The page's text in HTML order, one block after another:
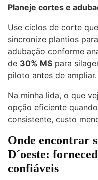
Planeje cortes e
Use ciclos de corte
sincronize plantios
adubação conforme
de 30% MS para
piloto antes de ampliar.
Na minha lida, o que
opção eficiente
consistente, custo
Onde encontrar
D´oeste:
confiáveis